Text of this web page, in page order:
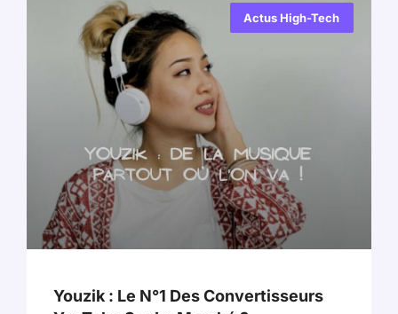
Actus High-Tech
Youzik : Le N°1 Des Convertisseurs